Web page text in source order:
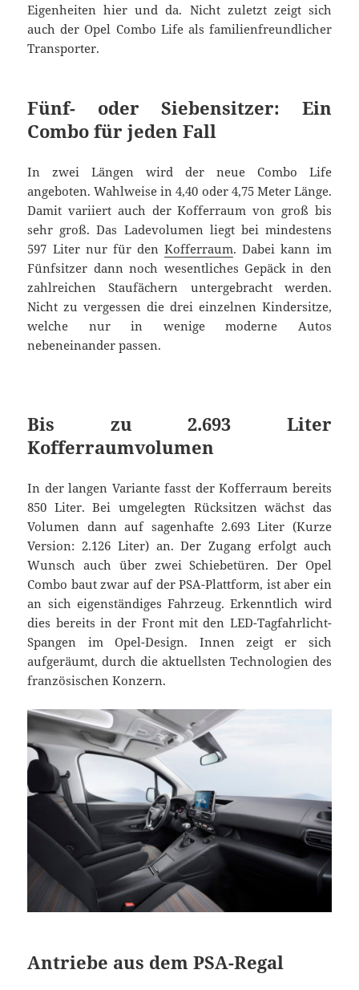
Eigenheiten hier und da. Nicht zuletzt zeigt sich
auch der Opel Combo Life als familienfreundlicher
Transporter.
Fünf- oder Siebensitzer: Ein
Combo für jeden Fall
In zwei Längen wird der neue Combo Life
angeboten. Wahlweise in 4,40 oder 4,75 Meter Länge.
Damit variiert auch der Kofferraum von groß bis
sehr groß. Das Ladevolumen liegt bei mindestens
597 Liter nur für denKofferraum. Dabei kann im
Fünfsitzer dann noch wesentliches Gepäck in den
zahlreichen Staufächern untergebracht werden.
Nicht zu vergessen die drei einzelnen Kindersitze,
welche nur in wenige moderne Autos
nebeneinander passen.
Bis zu 2.693 Liter
Kofferraumvolumen
In der langen Variante fasst der Kofferraum bereits
850 Liter. Bei umgelegten Rücksitzen wächst das
Volumen dann auf sagenhafte 2.693 Liter (Kurze
Version: 2.126 Liter) an. Der Zugang erfolgt auch
Wunsch auch über zwei Schiebetüren. Der Opel
Combo baut zwar auf der PSA-Plattform, ist aber ein
an sich eigenständiges Fahrzeug. Erkenntlich wird
dies bereits in der Front mit den LED-Tagfahrlicht-
Spangen im Opel-Design. Innen zeigt er sich
aufgeräumt, durch die aktuellsten Technologien des
französischen Konzern.
Antriebe aus dem PSA-Regal